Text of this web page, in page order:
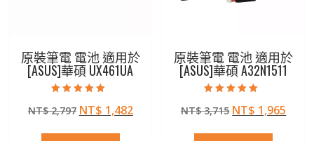
原裝筆電 電池 適用於
[ASUS]華碩 UX461UA
5.00
滿分 5
NT$2,797 原
NT$ 1,482目
原裝筆電 電池 適用於
[ASUS]華碩 A32N1511
5.00
滿分 5
NT$3,715 原
NT$ 1,965